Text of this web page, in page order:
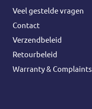
Veel gestelde vragen
Contact
Verzendbeleid
Retourbeleid
Warranty & Complaints